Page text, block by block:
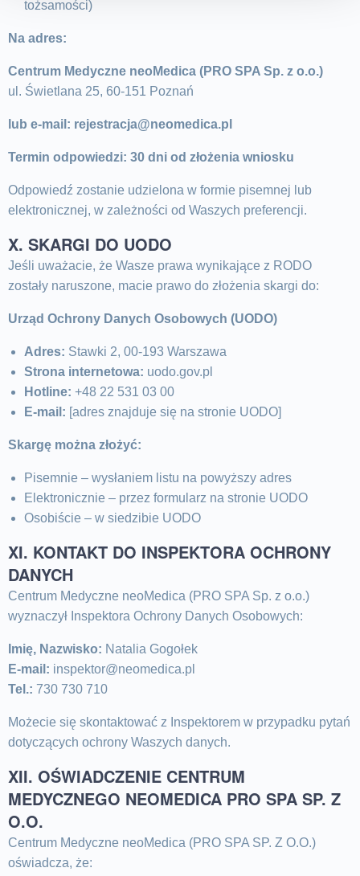
tożsamości)
Na adres:
Centrum Medyczne neoMedica (PRO SPA Sp. z o.o.)
ul. Świetlana 25, 60-151 Poznań
lub e-mail: rejestracja@neomedica.pl
Termin odpowiedzi: 30 dni od złożenia wniosku
Odpowiedź zostanie udzielona w formie pisemnej lub
elektronicznej, w zależności od Waszych preferencji.
X. SKARGI DO UODO
Jeśli uważacie, że Wasze prawa wynikające z RODO
zostały naruszone, macie prawo do złożenia skargi do:
Urząd Ochrony Danych Osobowych (UODO)
Adres: Stawki 2, 00-193 Warszawa
Strona internetowa: uodo.gov.pl
Hotline: +48 22 531 03 00
E-mail: [adres znajduje się na stronie UODO]
Skargę można złożyć:
Pisemnie – wysłaniem listu na powyższy adres
Elektronicznie – przez formularz na stronie UODO
Osobiście – w siedzibie UODO
XI. KONTAKT DO INSPEKTORA OCHRONY
DANYCH
Centrum Medyczne neoMedica (PRO SPA Sp. z o.o.)
wyznaczył Inspektora Ochrony Danych Osobowych:
Imię, Nazwisko: Natalia Gogołek
E-mail: inspektor@neomedica.pl
Tel.: 730 730 710
Możecie się skontaktować z Inspektorem w przypadku pytań
dotyczących ochrony Waszych danych.
XII. OŚWIADCZENIE CENTRUM
MEDYCZNEGO NEOMEDICA PRO SPA SP. Z
O.O.
Centrum Medyczne neoMedica (PRO SPA SP. Z O.O.)
oświadcza, że: